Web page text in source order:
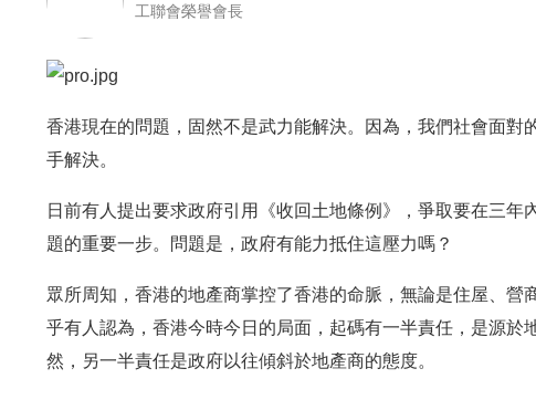
工聯會榮譽會長
香港現在的問題，固然不是武力能解決。因為，我們社會面
手解決。
日前有人提出要求政府引用《收回土地條例》，爭取要在三
題的重要一步。問題是，政府有能力抵住這壓力嗎？
眾所周知，香港的地產商掌控了香港的命脈，無論是住屋、
乎有人認為，香港今時今日的局面，起碼有一半責任，是源
然，另一半責任是政府以往傾斜於地產商的態度。